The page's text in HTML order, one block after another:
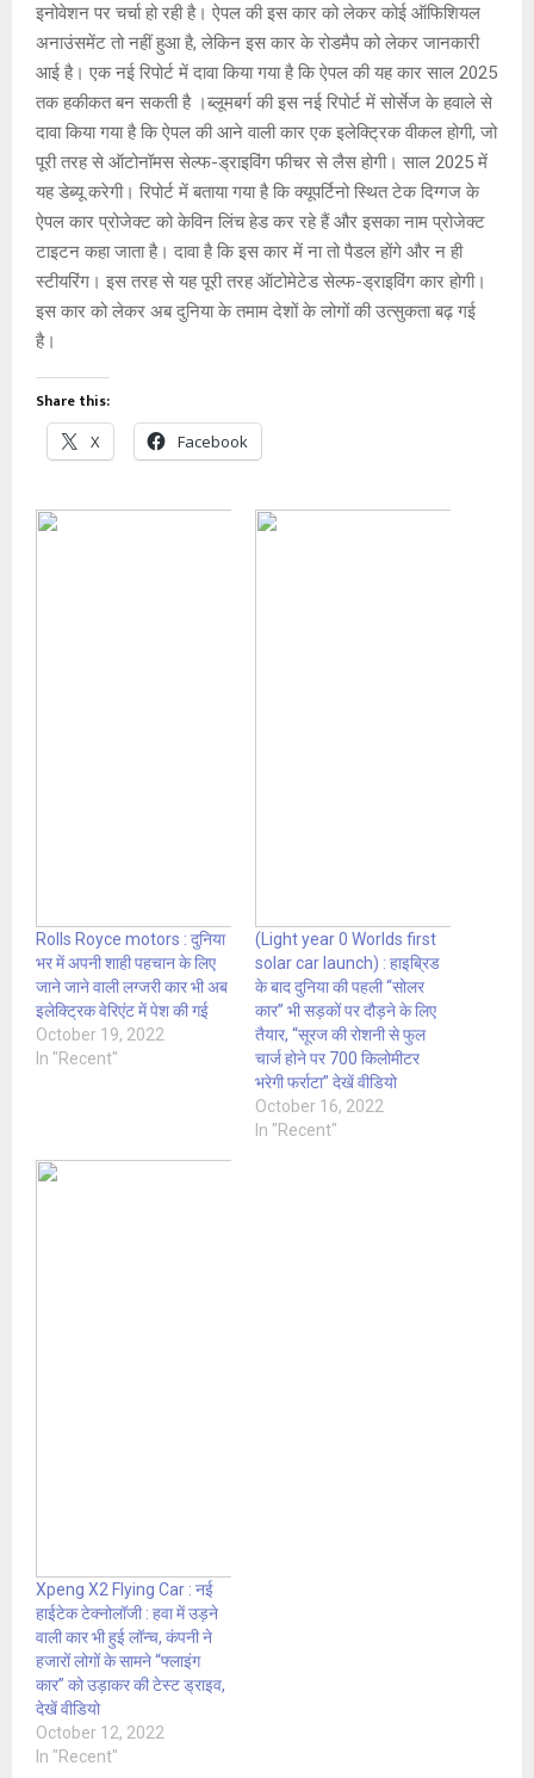
इनोवेशन पर चर्चा हो रही है। ऐपल की इस कार को लेकर कोई ऑफ‍िश‍ियल
अनाउंसमेंट तो नहीं हुआ है, लेकिन इस कार के रोडमैप को लेकर जानकारी
आई है। एक नई रिपोर्ट में दावा किया गया है कि ऐपल की यह कार साल 2025
तक हकीकत बन सकती है ।ब्लूमबर्ग की इस नई रिपोर्ट में सोर्सेज के हवाले से
दावा किया गया है कि ऐपल की आने वाली कार एक इलेक्ट्रिक वीकल होगी, जो
पूरी तरह से ऑटोनॉमस सेल्‍फ-ड्राइविंग फीचर से लैस होगी। साल 2025 में
यह डेब्‍यू करेगी। रिपोर्ट में बताया गया है कि क्यूपर्टिनो स्थित टेक दिग्गज के
ऐपल कार प्रोजेक्‍ट को केविन लिंच हेड कर रहे हैं और इसका नाम प्रोजेक्ट
टाइटन कहा जाता है। दावा है कि इस कार में ना तो पैडल होंगे और न ही
स्‍टीयरिंग। इस तरह से यह पूरी तरह ऑटोमेटेड सेल्फ-ड्राइविंग कार होगी।
इस कार को लेकर अब दुनिया के तमाम देशों के लोगों की उत्सुकता बढ़ गई
है।
Share this:
X Facebook
Rolls Royce motors : दुनिया
भर में अपनी शाही पहचान के लिए
जाने जाने वाली लग्जरी कार भी अब
इलेक्ट्रिक वेरिएंट में पेश की गई
October 19, 2022
In "Recent"
(Light year 0 Worlds first
solar car launch) : हाइब्रिड
के बाद दुनिया की पहली “सोलर
कार” भी सड़कों पर दौड़ने के लिए
तैयार, “सूरज की रोशनी से फुल
चार्ज होने पर 700 किलोमीटर
भरेगी फर्राटा” देखें वीडियो
October 16, 2022
In "Recent"
Xpeng X2 Flying Car : नई
हाईटेक टेक्नोलॉजी : हवा में उड़ने
वाली कार भी हुई लॉन्च, कंपनी ने
हजारों लोगों के सामने “फ्लाइंग
कार” को उड़ाकर की टेस्ट ड्राइव,
देखें वीडियो
October 12, 2022
In "Recent"